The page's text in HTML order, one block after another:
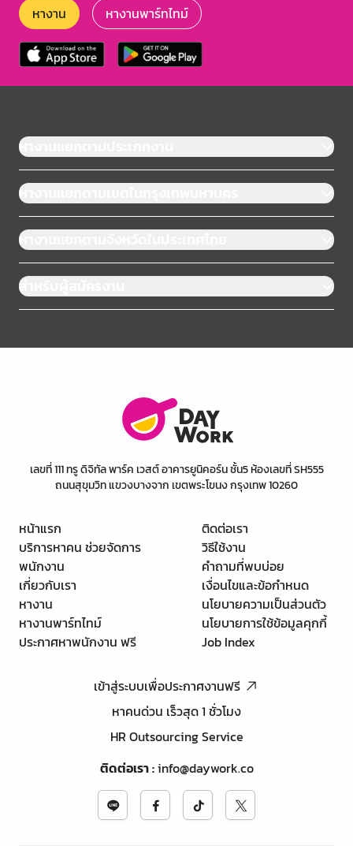
หางาน หางานพาร์ทไทม์
หางานแยกตามประเภทงาน
หางานแยกตามเขตในกรุงเทพมหานคร
หางานแยกตามจังหวัดในประเทศไทย
สำหรับผู้สมัครงาน
เลขที่ 111 ทรู ดิจิทัล พาร์ค เวสต์ อาคารยูนิคอร์น ชั้น5 ห้องเลขที่ SH555
ถนนสุขุมวิท แขวงบางจาก เขตพระโขนง กรุงเทพ 10260
หน้าแรก
บริการหาคน ช่วยจัดการ
พนักงาน
เกี่ยวกับเรา
หางาน
หางานพาร์ทไทม์
ประกาศหาพนักงาน ฟรี
ติดต่อเรา
วิธีใช้งาน
คำถามที่พบบ่อย
เงื่อนไขและข้อกำหนด
นโยบายความเป็นส่วนตัว
นโยบายการใช้ข้อมูลคุกกี้
Job Index
เข้าสู่ระบบเพื่อประกาศงานฟรี
หาคนด่วน เร็วสุด 1 ชั่วโมง
HR Outsourcing Service
ติดต่อเรา:info@daywork.co